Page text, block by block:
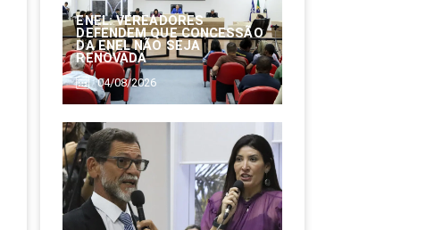
ENEL: VEREADORES
DEFENDEM QUE CONCESSÃO
DA ENEL NÃO SEJA
RENOVADA
04/08/2026